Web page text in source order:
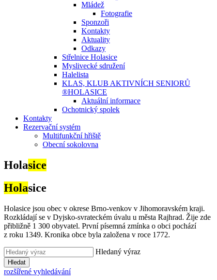
Mládež
Fotografie
Sponzoři
Kontakty
Aktuality
Odkazy
Střelnice Holasice
Myslivecké sdružení
Halelista
KLAS, KLUB AKTIVNÍCH SENIORŮ
®HOLASICE
Aktuální informace
Ochotnický spolek
Kontakty
Rezervační systém
Multifunkční hřiště
Obecní sokolovna
Holasice
Holasice
Holasice jsou obec v okrese Brno-venkov v Jihomoravském kraji.
Rozkládají se v Dyjsko-svrateckém úvalu u města Rajhrad. Žije zde
přibližně 1 300 obyvatel. První písemná zmínka o obci pochází
z roku 1349. Kronika obce byla založena v roce 1772.
Hledaný výraz
Hledat
rozšířené vyhledávání